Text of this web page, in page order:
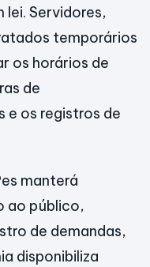
lei. Servidores,
temporários
os horários de
de
e os registros de
manterá
ao público,
de demandas,
disponibiliza